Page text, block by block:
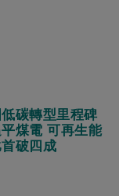
低碳轉型里程碑
煤電 可再生能
破四成